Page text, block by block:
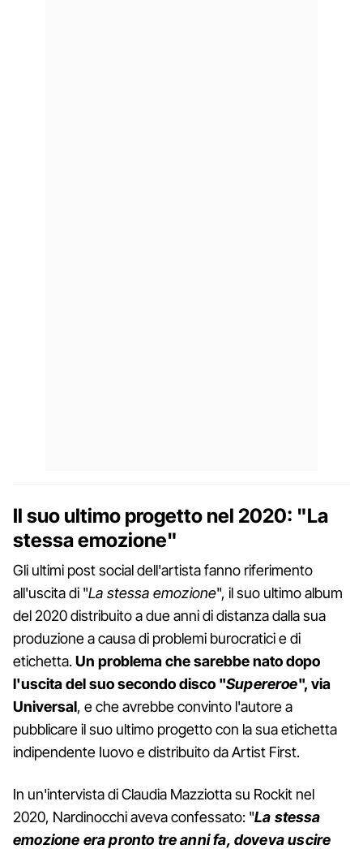
Il suo ultimo progetto nel 2020: "La
stessa emozione"
Gli ultimi post social dell'artista fanno riferimento
all'uscita di "La stessa emozione", il suo ultimo album
del 2020 distribuito a due anni di distanza dalla sua
produzione a causa di problemi burocratici e di
etichetta.Un problema che sarebbe nato dopo
l'uscita del suo secondo disco "Supereroe", via
Universal, e che avrebbe convinto l'autore a
pubblicare il suo ultimo progetto con la sua etichetta
indipendente Iuovo e distribuito da Artist First.
In un'intervista di Claudia Mazziotta su Rockit nel
2020, Nardinocchi aveva confessato: "La stessa
emozione era pronto tre anni fa, doveva uscire